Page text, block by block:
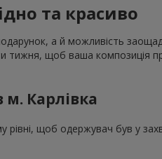
та красиво
а й можливість
тижня, щоб ваша композиція
Карлівка
щоб одержувач був у